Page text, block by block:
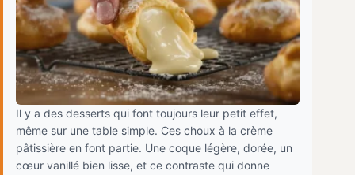
Il y a des desserts qui font toujours leur petit effet,
même sur une table simple. Ces choux à la crème
pâtissière en font partie. Une coque légère, dorée, un
cœur vanillé bien lisse, et ce contraste qui donne